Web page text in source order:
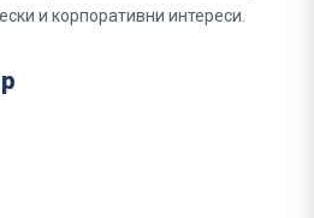
и корпоративни интереси.